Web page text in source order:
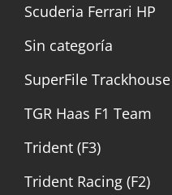
Scuderia Ferrari HP
Sin categoría
SuperFile
TGR Haas F1 Team
Trident (F3)
Trident Racing (F2)